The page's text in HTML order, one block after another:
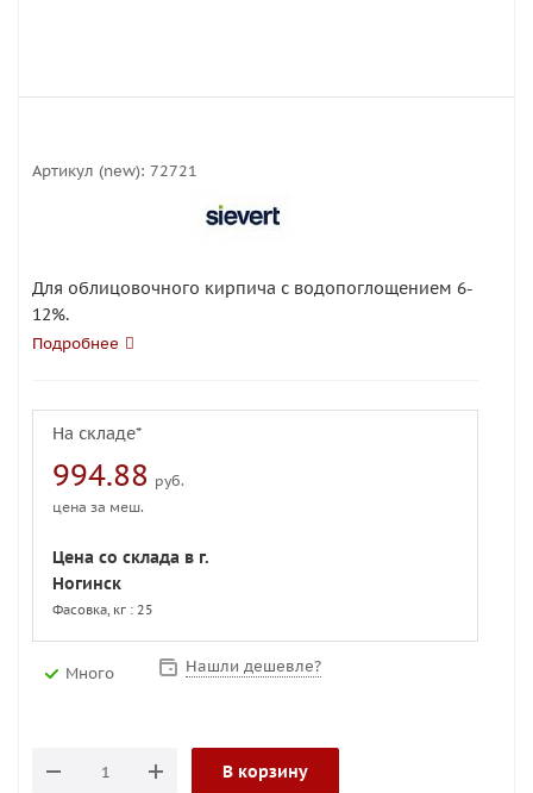
Артикул (new): 72721
Для облицовочного кирпича c водопоглощением 6-
12%.
Подробнее
На складе*
994.88 руб.
цена за меш.
Цена со склада в г.
Ногинск
Фасовка, кг : 25
Много Нашли дешевле?
В корзину